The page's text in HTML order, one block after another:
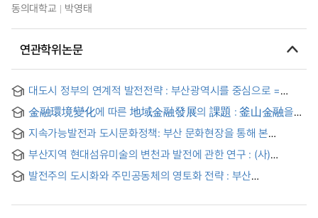
동의대학교 박영태
연관학위논문
대도시 정부의 연계적 발전전략 : 부산광역시를 중심으로 =
(The) Interrelated StraTegy of Metropolitan Government
Development : Busan Metropolitan City Case
金融環境變化에 따른 地域金融發展의 課題 : 釜山金融을
According to Financial Environment-Change : Chiefly on
financial function of Busan District
지속가능발전과 도시문화정책: 부산 문화현장을 통해 본
Urban Culture Policy: Implications for Regional Recovery of
Cultural Diversity through the Busan
부산지역 현대섬유미술의 변천과 발전에 관한 연구 : (사)
Changes and Development of Modern Fiber Art In Busan
발전주의 도시화와 주민공동체의 영토화 전략 : 부산